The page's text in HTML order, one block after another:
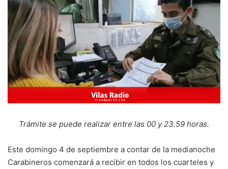
Trámite se puede realizar entre las 00 y 23.59 horas.
Este domingo 4 de septiembre a contar de la medianoche
Carabineros comenzará a recibir en todos los cuarteles y